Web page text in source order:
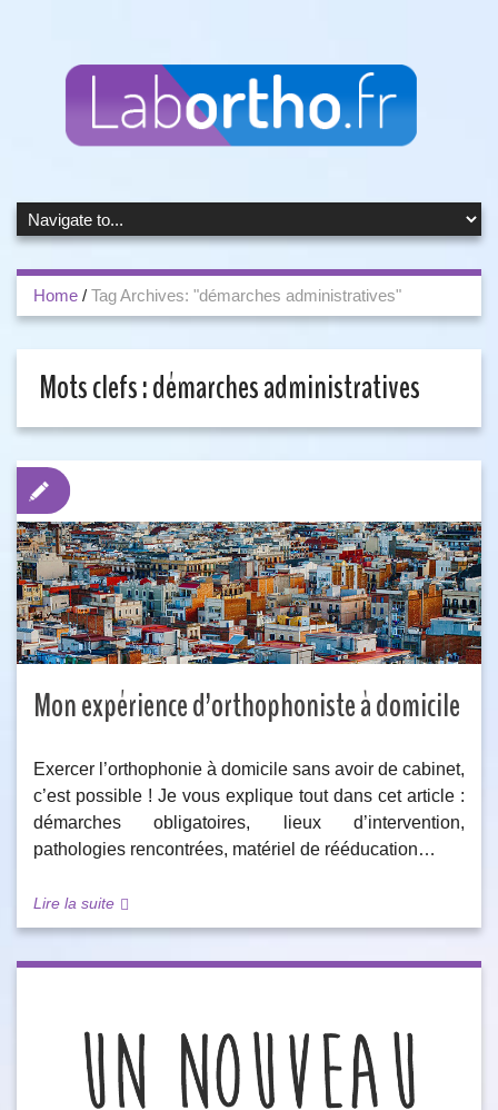
Home / Tag Archives: "démarches administratives"
Mots clefs :démarches administratives
Mon expérience d’orthophoniste à domicile
Exercer l’orthophonie à domicile sans avoir de cabinet,
c’est possible ! Je vous explique tout dans cet article :
démarches obligatoires, lieux d’intervention,
pathologies rencontrées, matériel de rééducation…
Lire la suite